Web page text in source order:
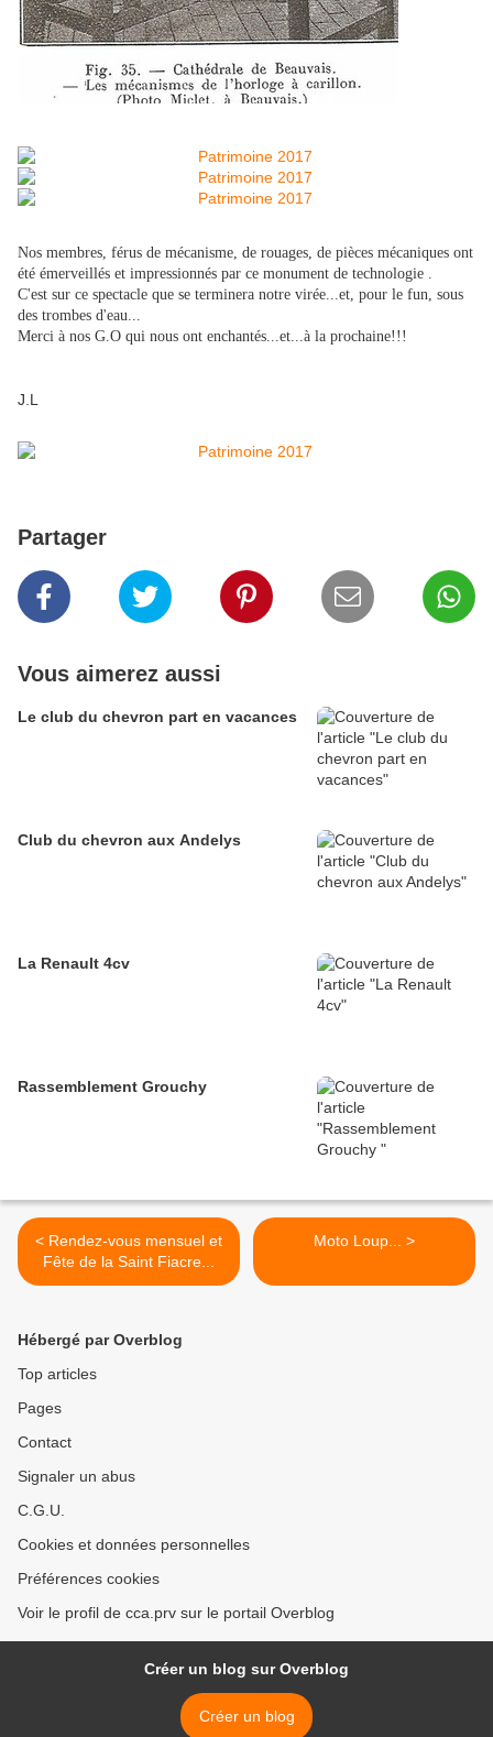
Nos membres, férus de mécanisme, de rouages, de pièces mécaniques ont
été émerveillés et impressionnés par ce monument de technologie .
C'est sur ce spectacle que se terminera notre virée...et, pour le fun, sous
des trombes d'eau...
Merci à nos G.O qui nous ont enchantés...et...à la prochaine!!!
J.L
Partager
Vous aimerez aussi
Le club du chevron part en vacances
Club du chevron aux Andelys
La Renault 4cv
Rassemblement Grouchy
< Rendez-vous mensuel et
Fête de la Saint Fiacre...
Moto Loup... >
Hébergé par Overblog
Top articles
Pages
Contact
Signaler un abus
C.G.U.
Cookies et données personnelles
Préférences cookies
Voir le profil de cca.prv sur le portail Overblog
Créer un blog sur Overblog
Créer un blog